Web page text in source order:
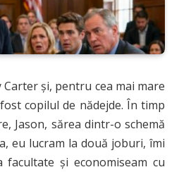
și, pentru cea mai mare
copilul de nădejde. În timp
Jason, sărea dintr-o schemă
eu lucram la două joburi, îmi
și economiseam cu